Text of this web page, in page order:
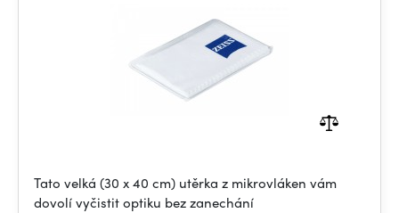
Tato velká (30 x 40 cm) utěrka z mikrovláken vám
dovolí vyčistit optiku bez zanechání